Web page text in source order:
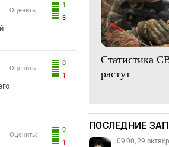
1
3
Оценить:
0
1
Оценить:
0
1
Оценить:
Статистика
растут
ПОСЛЕДНИЕ
09:00, 29